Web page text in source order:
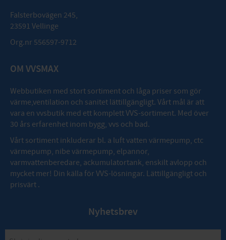
Falsterbovägen 245,
23591 Vellinge
Org.nr 556597-9712
OM VVSMAX
Webbutiken med stort sortiment och låga priser som gör
värme,ventilation och sanitet lättillgängligt. Vårt mål är att
vara en vvsbutik med ett komplett VVS-sortiment. Med över
30 års erfarenhet inom bygg, vvs och bad.
Vårt sortiment inkluderar bl. a luft vatten värmepump, ctc
värmepump, nibe värmepump, elpannor,
varmvattenberedare, ackumulatortank, enskilt avlopp och
mycket mer! Din källa för VVS-lösningar. Lättillgängligt och
prisvärt .
Nyhetsbrev